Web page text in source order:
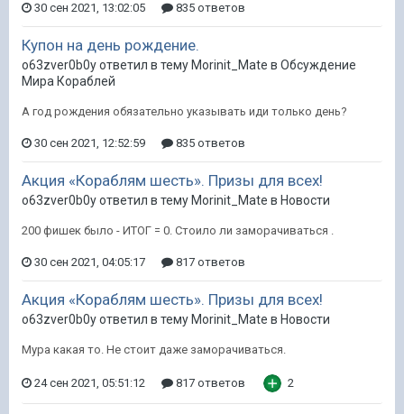
30 сен 2021, 13:02:05 835 ответов
Купон на день рождение.
o63zver0b0y ответил в тему Morinit_Mate в Обсуждение
Мира Кораблей
А год рождения обязательно указывать иди только день?
30 сен 2021, 12:52:59 835 ответов
Акция «Кораблям шесть». Призы для всех!
o63zver0b0y ответил в тему Morinit_Mate в Новости
200 фишек было - ИТОГ = 0. Стоило ли заморачиваться .
30 сен 2021, 04:05:17 817 ответов
Акция «Кораблям шесть». Призы для всех!
o63zver0b0y ответил в тему Morinit_Mate в Новости
Мура какая то. Не стоит даже заморачиваться.
24 сен 2021, 05:51:12 817 ответов 2